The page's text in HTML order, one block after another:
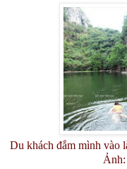
Du khách đắm mình vào